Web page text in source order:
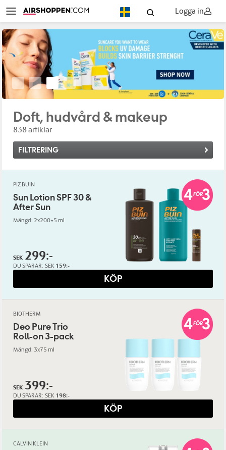
Logga in
Doft, hudvård & makeup
838 artiklar
FILTRERING
PIZ BUIN
Sun Lotion SPF 30 &
After Sun
Mängd: 2x200+5 ml
SEK 299:-
DU SPARAR: SEK 159:-
KÖP
BIOTHERM
Deo Pure Trio
Roll-on 3-pack
Mängd: 3x75 ml
SEK 399:-
DU SPARAR: SEK 198:-
KÖP
CALVIN KLEIN